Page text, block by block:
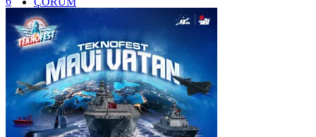
İSTANBUL
İZMİR
ŞANLIURFA
ŞIRNAK